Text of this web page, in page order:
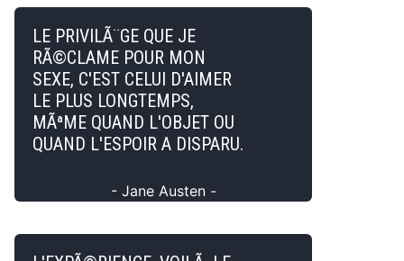
LE PRIVILÃ¨GE QUE JE
RÃ©CLAME POUR MON
SEXE, C'EST CELUI D'AIMER
LE PLUS LONGTEMPS,
MÃªME QUAND L'OBJET OU
QUAND L'ESPOIR A DISPARU.
- Jane Austen -